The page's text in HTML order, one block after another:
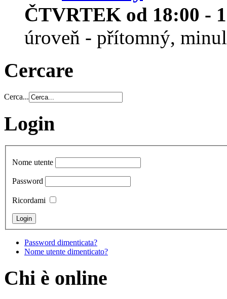
ČTVRTEK od 18:00 -
úroveň - přítomný,
Cercare
Cerca...
Login
Nome utente
Password
Ricordami
Password dimenticata?
Nome utente dimenticato?
Chi è online